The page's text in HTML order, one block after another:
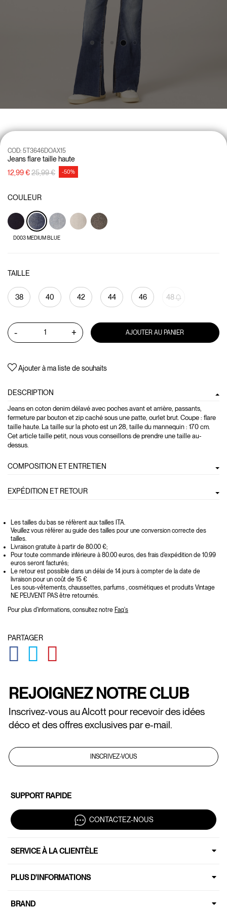
Jeans flare taille haute
COD: 5T3646DOAX15
12,99 €Prix réduit de
25,99 €à -50%
COULEUR
D003 MEDIUM BLUE
TAILLE
38 40 42 44 46 48
- + AJOUTER AU PANIER
Ajouter à ma liste de souhaits
DESCRIPTION
Jeans en coton denim délavé avec poches avant et arrière, passants,
fermeture par bouton et zip caché sous une patte, ourlet brut. Coupe : flare
taille haute. La taille sur la photo est un 28, taille du mannequin : 170 cm.
Cet article taille petit, nous vous conseillons de prendre une taille au-
dessus.
COMPOSITION ET ENTRETIEN
EXPÉDITION ET RETOUR
Les tailles du bas se réfèrent aux tailles ITA.
Veuillez vous référer au guide des tailles pour une conversion correcte des
tailles.
Livraison gratuite à partir de 80.00 €;
Pour toute commande inférieure à 80.00 euros, des frais d'expédition de 10.99
euros seront facturés;
Le retour est possible dans un délai de 14 jours à compter de la date de
livraison pour un coût de 15 €
Les sous-vêtements, chaussettes, parfums , cosmétiques et produits Vintage
NE PEUVENT PAS être retournés.
Pour plus d'informations, consultez notre Faq's
PARTAGER
GLOBAL.SOCIALSHARE.FACEBOOK
GLOBAL.SOCIALSHARE.TWITTER
REJOIGNEZ NOTRE CLUB
Inscrivez-vous au Alcott pour recevoir des idées
déco et des offres exclusives par e-mail.
INSCRIVEZ-VOUS
SUPPORT RAPIDE
CONTACTEZ-NOUS
SERVICE À LA CLIENTÈLE
PLUS D'INFORMATIONS
BRAND